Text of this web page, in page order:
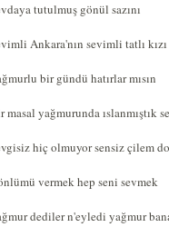
tutulmuş gönül sazını
Ankara'nın sevimli tatlı kızı
bir gündü hatırlar mısın
masal yağmurunda ıslanmıştık
hiç olmuyor sensiz çilem
vermek hep seni sevmek
dediler n'eyledi yağmur